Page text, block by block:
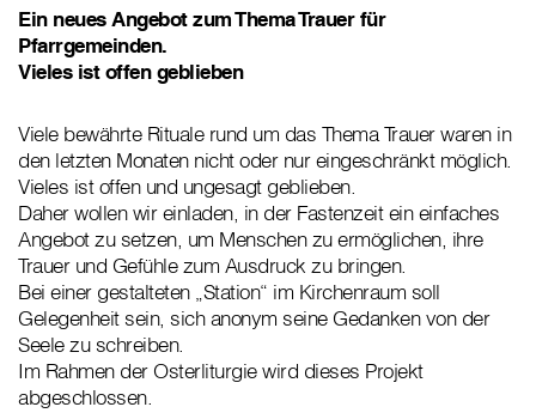
Ein neues Angebot zum Thema Trauer für
Pfarrgemeinden.
Vieles ist offen geblieben
Viele bewährte Rituale rund um das Thema Trauer waren in
den letzten Monaten nicht oder nur eingeschränkt möglich.
Vieles ist offen und ungesagt geblieben.
Daher wollen wir einladen, in der Fastenzeit ein einfaches
Angebot zu setzen, um Menschen zu ermöglichen, ihre
Trauer und Gefühle zum Ausdruck zu bringen.
Bei einer gestalteten „Station“ im Kirchenraum soll
Gelegenheit sein, sich anonym seine Gedanken von der
Seele zu schreiben.
Im Rahmen der Osterliturgie wird dieses Projekt
abgeschlossen.